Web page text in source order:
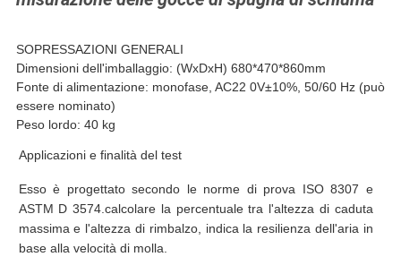
SOPRESSAZIONI GENERALI
Dimensioni dell'imballaggio: (WxDxH) 680*470*860mm
Fonte di alimentazione: monofase, AC22 0V±10%, 50/60 Hz (può
essere nominato)
Peso lordo: 40 kg
Applicazioni e finalità del test
Esso è progettato secondo le norme di prova ISO 8307 e
ASTM D 3574.calcolare la percentuale tra l'altezza di caduta
massima e l'altezza di rimbalzo, indica la resilienza dell'aria in
base alla velocità di molla.